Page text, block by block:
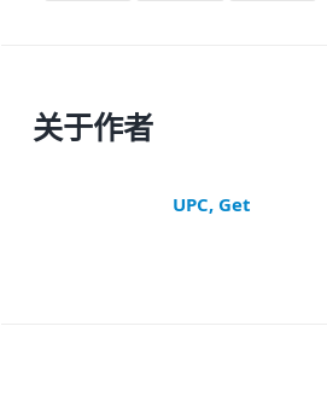
关于作者
UPC, Get